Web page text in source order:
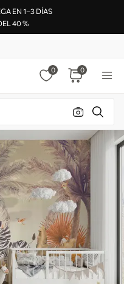
EN 1–3 DÍAS
40 %
0 0